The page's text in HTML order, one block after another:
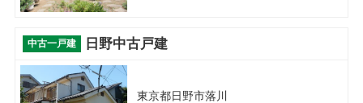
中古一戸建 日野中古戸建
東京都日野市落川